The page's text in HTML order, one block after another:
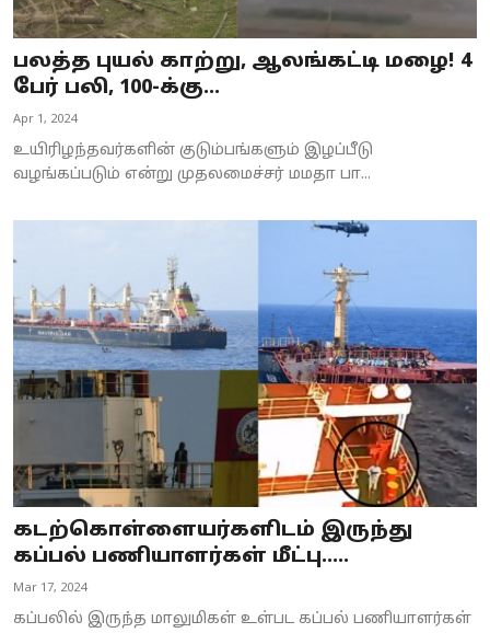
பலத்த புயல் காற்று, ஆலங்கட்டி மழை! 4
பேர் பலி, 100-க்கு...
Apr 1, 2024
உயிரிழந்தவர்களின் குடும்பங்களும் இழப்பீடு
வழங்கப்படும் என்று முதலமைச்சர் மமதா பா...
கடற்கொள்ளையர்களிடம் இருந்து
கப்பல் பணியாளர்கள் மீட்பு.....
Mar 17, 2024
கப்பலில் இருந்த மாலுமிகள் உள்பட கப்பல் பணியாளர்கள்